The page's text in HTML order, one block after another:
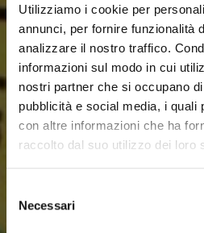
Utilizziamo i cookie per
annunci, per fornire funzionalità
analizzare il nostro traffico.
informazioni sul modo in cui
nostri partner che si occupano
pubblicità e social media, i quali
con altre informazioni che ha
raccolto dal suo utilizzo dei loro
delNecessari